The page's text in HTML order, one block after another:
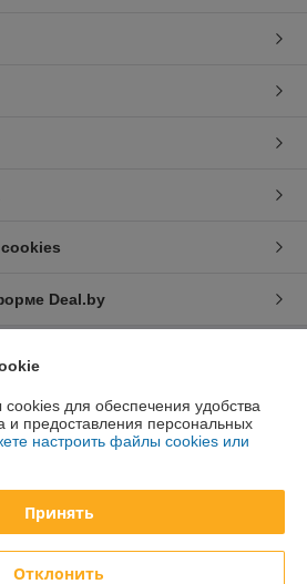
Deal.by
с ограниченной ответственностью
р-он, аг. Озерцо, ул. Центральная, д.
692151878
райисполком
для обеспечения удобства
и предоставления персональных
настроить файлы cookies или
Принять
Отклонить